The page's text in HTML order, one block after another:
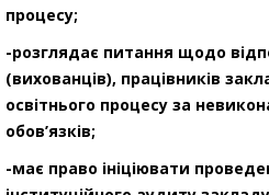
процесу;
-розглядає питання щодо
(вихованців), працівників
освітнього процесу за
обов’язків;
-має право ініціювати